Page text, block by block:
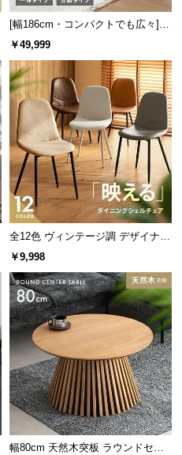
[幅186cm・コンパクトでも広々] 3
人掛けソファベッド リクライニン
￥49,999
全12色 ヴィンテージ調 デザイナー
ズシェルチェア
￥9,998
幅80cm 天然木突板 ラウンドセン